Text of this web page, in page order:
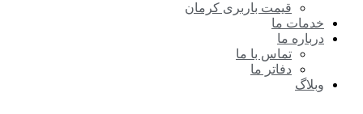
قیمت باربری کرمان
خدمات ما
درباره ما
تماس با ما
دفاتر ما
وبلاگ